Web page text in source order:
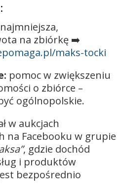
na zbiórkę ➡️
maks-tocki
pomoc w zwiększeniu
o zbiórce –
ogólnopolskie.
w aukcjach
na Facebooku w grupie
, gdzie dochód
i produktów
bezpośrednio